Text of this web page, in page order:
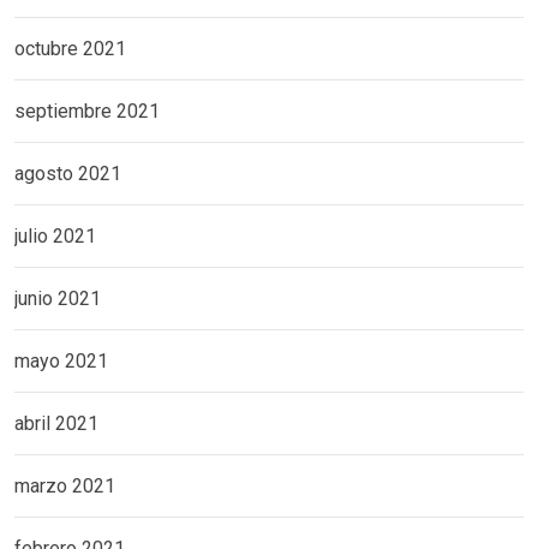
octubre 2021
septiembre 2021
agosto 2021
julio 2021
junio 2021
mayo 2021
abril 2021
marzo 2021